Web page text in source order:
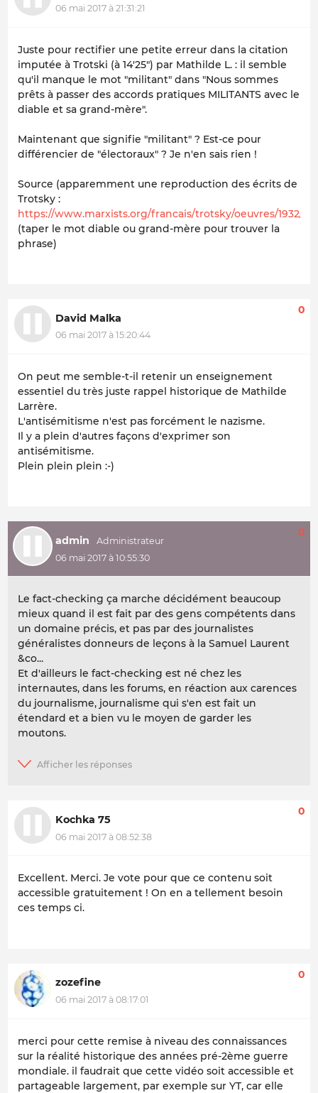
06 mai 2017 à 21:31:21
Juste pour rectifier une petite erreur dans la citation
imputée à Trotski (à 14'25") par Mathilde L. : il semble
qu'il manque le mot "militant" dans "Nous sommes
prêts à passer des accords pratiques MILITANTS avec le
diable et sa grand-mère".
Maintenant que signifie "militant" ? Est-ce pour
différencier de "électoraux" ? Je n'en sais rien !
Source (apparemment une reproduction des écrits de
Trotsky :
https://www.marxists.org/francais/trotsky/oeuvres/1932/01/
(taper le mot diable ou grand-mère pour trouver la
phrase)
David Malka
06 mai 2017 à 15:20:44
0
On peut me semble-t-il retenir un enseignement
essentiel du très juste rappel historique de Mathilde
Larrère.
L'antisémitisme n'est pas forcément le nazisme.
Il y a plein d'autres façons d'exprimer son
antisémitisme.
Plein plein plein :-)
admin
06 mai 2017 à 10:55:30
0
Le fact-checking ça marche décidément beaucoup
mieux quand il est fait par des gens compétents dans
un domaine précis, et pas par des journalistes
généralistes donneurs de leçons à la Samuel Laurent
&co...
Et d'ailleurs le fact-checking est né chez les
internautes, dans les forums, en réaction aux carences
du journalisme, journalisme qui s'en est fait un
étendard et a bien vu le moyen de garder les
moutons.
Kochka 75
06 mai 2017 à 08:52:38
0
Excellent. Merci. Je vote pour que ce contenu soit
accessible gratuitement ! On en a tellement besoin
ces temps ci.
zozefine
06 mai 2017 à 08:17:01
0
merci pour cette remise à niveau des connaissances
sur la réalité historique des années pré-2ème guerre
mondiale. il faudrait que cette vidéo soit accessible et
partageable largement, par exemple sur YT, car elle